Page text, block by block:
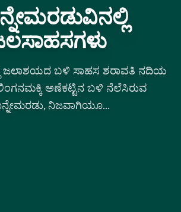
ಜಲಾಶಯದ ಬಳಿ ಸಾಹಸ ಶರಾವತಿ ನದಿಯ
ಲಿಂಗನಮಕ್ಕಿ ಅಣೆಕಟ್ಟಿನ ಬಳಿ ನೆಲೆಸಿರುವ
ನಿಜವಾಗಿಯೂ...